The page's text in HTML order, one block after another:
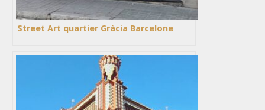
Street Art quartier Gràcia Barcelone